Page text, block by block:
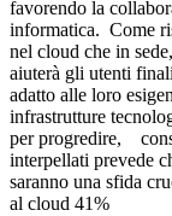
favorendo la
informatica. Come
nel cloud che in
aiuterà gli utenti
adatto alle loro
infrastrutture
per progredire,
interpellati prevede
saranno una sfida
al cloud 41%